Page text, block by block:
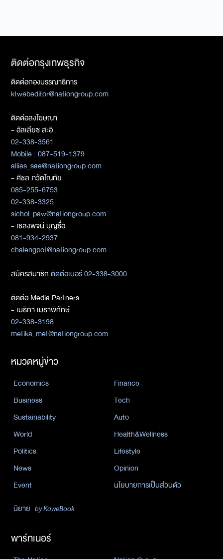
ติดต่อกรุงเทพธุรกิจ
ติดต่อกองบรรณาธิการ
ktwebeditor@nationgroup.com
ติดต่อลงโฆษณา
- อัลเลียซ สะอิ
02-338-3561
Mobile : 087-519-1379
allias_sae@nationgroup.com
- ศิชล ภวัตโณทัย
085-255-6753
02-338-3325
sichol_paw@nationgroup.com
- เชลงพจน์ บุญซื่อ
081-934-2937
chalengpot@nationgroup.com
สมัครสมาชิกติดต่อเบอร์ 02-338-3000
ติดต่อ Media Partners
- เมธิกา เมธาพิทักษ์
02-338-3198
metika_met@nationgroup.com
หมวดหมู่ข่าว
Economics
Finance
Business
Tech
Sustainability
Auto
World
Health&Wellness
Politics
Lifestyle
News
Opinion
Event
นโยบายการเป็นส่วนตัว
นิยาย by KaweBook
พาร์ทเนอร์